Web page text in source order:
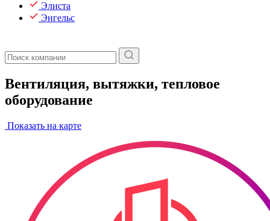
Элиста
Энгельс
Вентиляция, вытяжки, тепловое
оборудование
Показать на карте